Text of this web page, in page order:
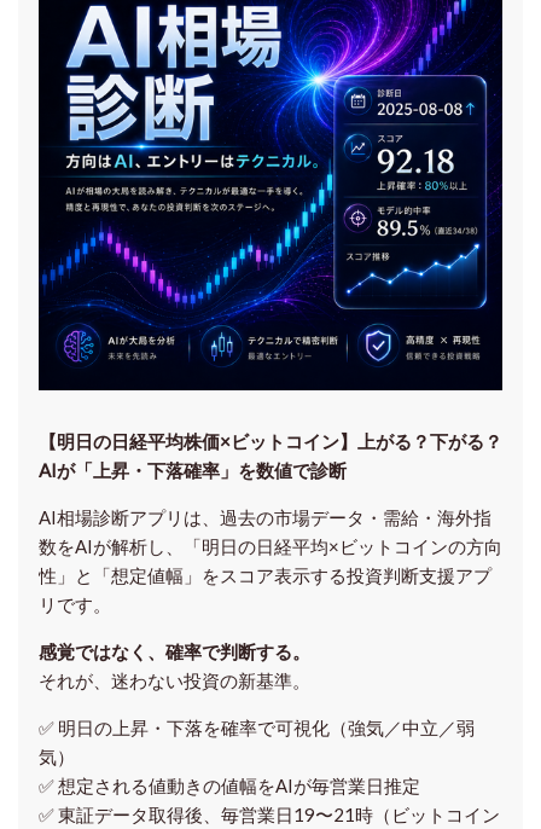
【明日の⽇経平均株価×ビットコイン】上がる？下がる？
AIが「上昇・下落確率」を数値で診断
AI相場診断アプリは、過去の市場データ・需給・海外指
数をAIが解析し、「明日の日経平均×ビットコインの方向
性」と「想定値幅」をスコア表示する投資判断支援アプ
リです。
感覚ではなく、確率で判断する。
それが、迷わない投資の新基準。
✅ 明日の上昇・下落を確率で可視化（強気／中立／弱
気）
✅ 想定される値動きの値幅をAIが毎営業日推定
✅ 東証データ取得後、 毎営業日19〜21時（ビットコイン